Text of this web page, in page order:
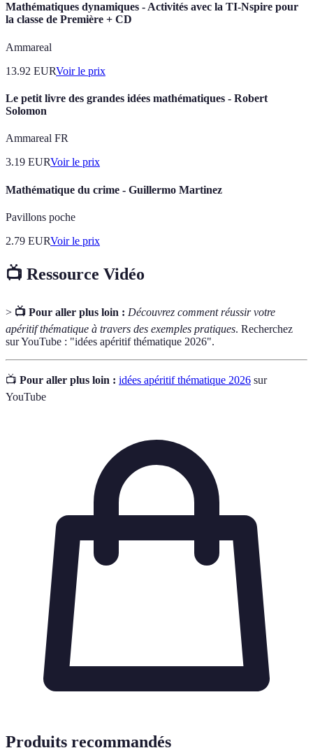
Mathématiques dynamiques - Activités avec la TI-Nspire pour
la classe de Première + CD
Ammareal
13.92 EURVoir le prix
Le petit livre des grandes idées mathématiques - Robert
Solomon
Ammareal FR
3.19 EURVoir le prix
Mathématique du crime - Guillermo Martinez
Pavillons poche
2.79 EURVoir le prix
📺 Ressource Vidéo
> 📺 Pour aller plus loin : Découvrez comment réussir votre
apéritif thématique à travers des exemples pratiques. Recherchez
sur YouTube : "idées apéritif thématique 2026".
📺 Pour aller plus loin : idées apéritif thématique 2026 sur
YouTube
Produits recommandés